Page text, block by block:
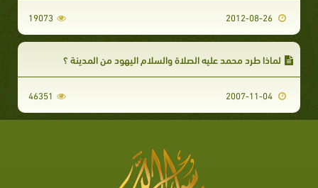
19073
لماذا طرد محمد عليه الصلاة والسلام اليهود من المدينة ؟
46351